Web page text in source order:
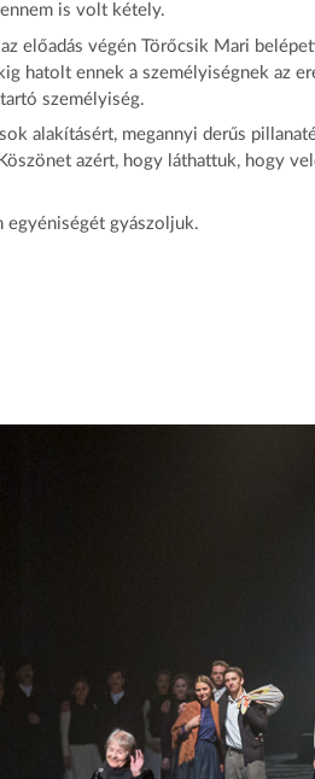
is volt kétely.
előadás végén Törőcsik Mari
hatolt ennek a személyiségnek az
személyiség.
alakításért, megannyi derűs
azért, hogy láthattuk, hogy
egyéniségét gyászoljuk.